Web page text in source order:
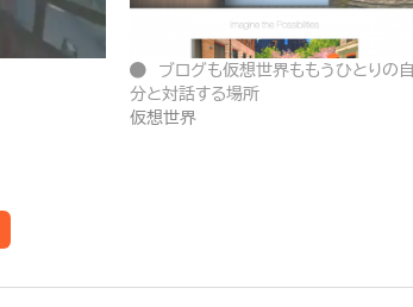
ブログも仮想世界ももうひとりの自
分と対話する場所
仮想世界